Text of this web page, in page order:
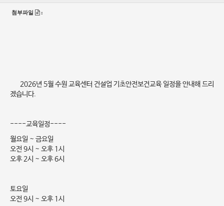
첨부파일 :
2026년 5월 수원 교육센터 건설업 기초안전보건교육 일정을 안내해 드리
겠습니다.
----교육일정----
월요일 ~ 금요일
오전 9시 ~ 오후 1시
오후 2시 ~ 오후 6시
토요일
오전 9시 ~ 오후 1시